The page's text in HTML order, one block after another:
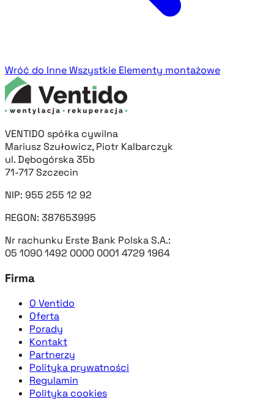
Wróć do InneWszystkie Elementy montażowe
VENTIDO spółka cywilna
Mariusz Szułowicz, Piotr Kalbarczyk
ul. Dębogórska 35b
71-717 Szczecin
NIP: 955 255 12 92
REGON: 387653995
Nr rachunku Erste Bank Polska S.A.:
05 1090 1492 0000 0001 4729 1964
Firma
O Ventido
Oferta
Porady
Kontakt
Partnerzy
Polityka prywatności
Regulamin
Polityka cookies